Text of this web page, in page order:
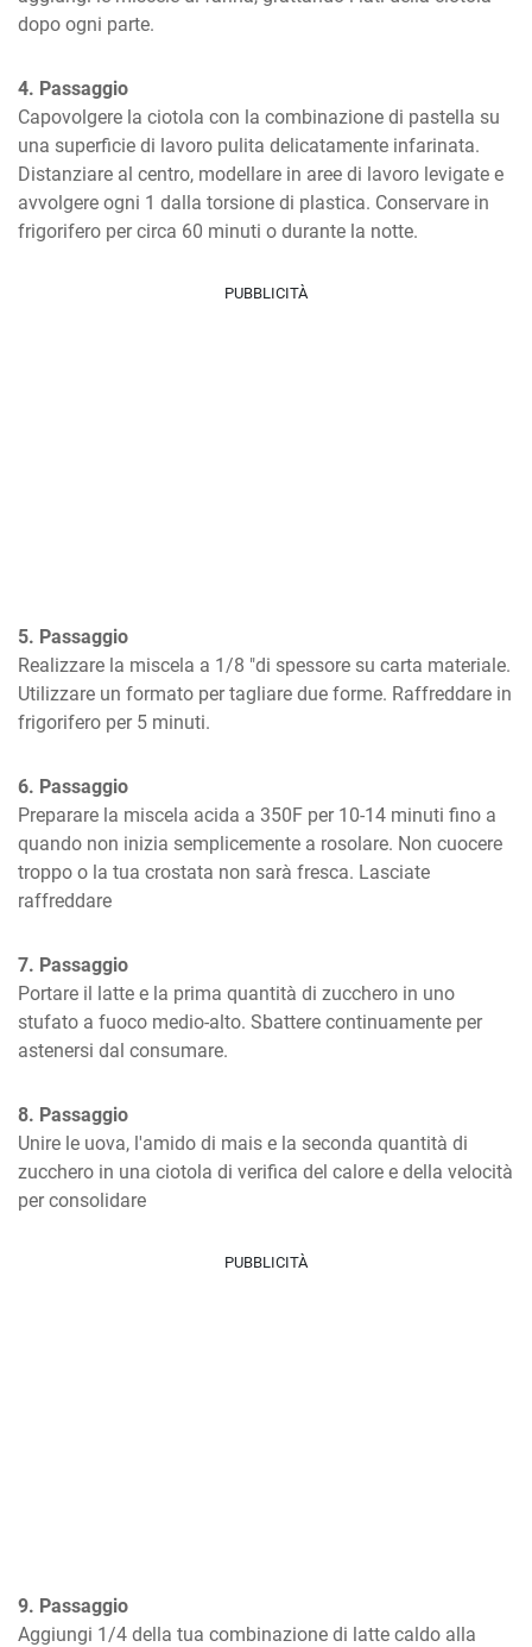
dopo ogni parte.
4. Passaggio
Capovolgere la ciotola con la combinazione di pastella su
una superficie di lavoro pulita delicatamente infarinata.
Distanziare al centro, modellare in aree di lavoro levigate e
avvolgere ogni 1 dalla torsione di plastica. Conservare in
frigorifero per circa 60 minuti o durante la notte.
PUBBLICITÀ
5. Passaggio
Realizzare la miscela a 1/8 "di spessore su carta materiale.
Utilizzare un formato per tagliare due forme. Raffreddare in
frigorifero per 5 minuti.
6. Passaggio
Preparare la miscela acida a 350F per 10-14 minuti fino a
quando non inizia semplicemente a rosolare. Non cuocere
troppo o la tua crostata non sarà fresca. Lasciate
raffreddare
7. Passaggio
Portare il latte e la prima quantità di zucchero in uno
stufato a fuoco medio-alto. Sbattere continuamente per
astenersi dal consumare.
8. Passaggio
Unire le uova, l'amido di mais e la seconda quantità di
zucchero in una ciotola di verifica del calore e della velocità
per consolidare
PUBBLICITÀ
9. Passaggio
Aggiungi 1/4 della tua combinazione di latte caldo alla